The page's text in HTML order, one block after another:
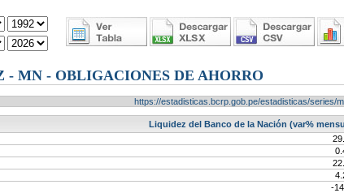
- MN - OBLIGACIONES DE AHORRO
https://estadisticas.bcrp.gob.pe/estadisticas/series/
Liquidez del Banco de la Nación (var%
-